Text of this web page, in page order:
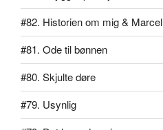
#82. Historien om mig & Marcel
#81. Ode til bønnen
#80. Skjulte døre
#79. Usynlig